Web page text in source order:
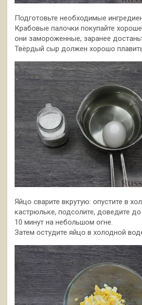
Подготовьте необходимые
Крабовые палочки покупайте
они замороженные, заранее
Твёрдый сыр должен хорошо
Яйцо сварите вкрутую: опустите в
кастрюльке, подсолите, доведите до
10 минут на небольшом огне.
Затем остудите яйцо в холодной